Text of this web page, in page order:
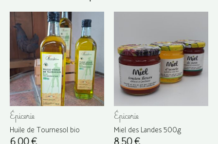
Épicerie
Huile de Tournesol bio
Épicerie
Miel des Landes 500g